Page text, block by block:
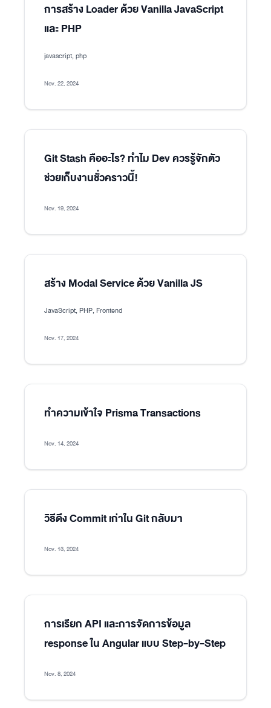
การสร้าง Loader ด้วย Vanilla JavaScript
และ PHP
javascript, php
Nov. 22, 2024
Git Stash คืออะไร? ทำไม Dev ควรรู้จักตัว
ช่วยเก็บงานชั่วคราวนี้!
Nov. 19, 2024
สร้าง Modal Service ด้วย Vanilla JS
JavaScript, PHP, Frontend
Nov. 17, 2024
ทำความเข้าใจ Prisma Transactions
Nov. 14, 2024
วิธีดึง Commit เก่าใน Git กลับมา
Nov. 13, 2024
การเรียก API และการจัดการข้อมูล
response ใน Angular แบบ Step-by-Step
Nov. 8, 2024